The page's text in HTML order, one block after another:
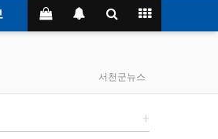
서천군뉴스
+